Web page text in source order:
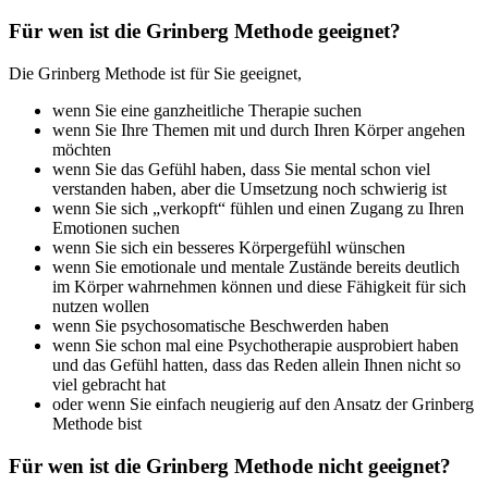
Für wen ist die Grinberg Methode geeignet?
Die Grinberg Methode ist für Sie geeignet,
wenn Sie eine ganzheitliche Therapie suchen
wenn Sie Ihre Themen mit und durch Ihren Körper angehen
möchten
wenn Sie das Gefühl haben, dass Sie mental schon viel
verstanden haben, aber die Umsetzung noch schwierig ist
wenn Sie sich „verkopft“ fühlen und einen Zugang zu Ihren
Emotionen suchen
wenn Sie sich ein besseres Körpergefühl wünschen
wenn Sie emotionale und mentale Zustände bereits deutlich
im Körper wahrnehmen können und diese Fähigkeit für sich
nutzen wollen
wenn Sie psychosomatische Beschwerden haben
wenn Sie schon mal eine Psychotherapie ausprobiert haben
und das Gefühl hatten, dass das Reden allein Ihnen nicht so
viel gebracht hat
oder wenn Sie einfach neugierig auf den Ansatz der Grinberg
Methode bist
Für wen ist die Grinberg Methode nicht geeignet?